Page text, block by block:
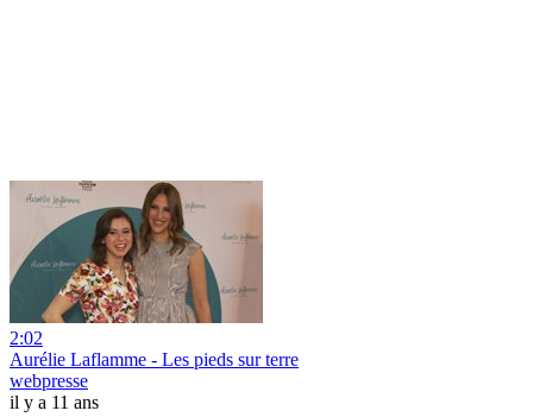
2:02
Aurélie Laflamme - Les pieds sur terre
webpresse
il y a 11 ans